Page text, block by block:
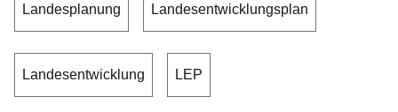
Landesplanung Landesentwicklungsplan
Landesentwicklung LEP